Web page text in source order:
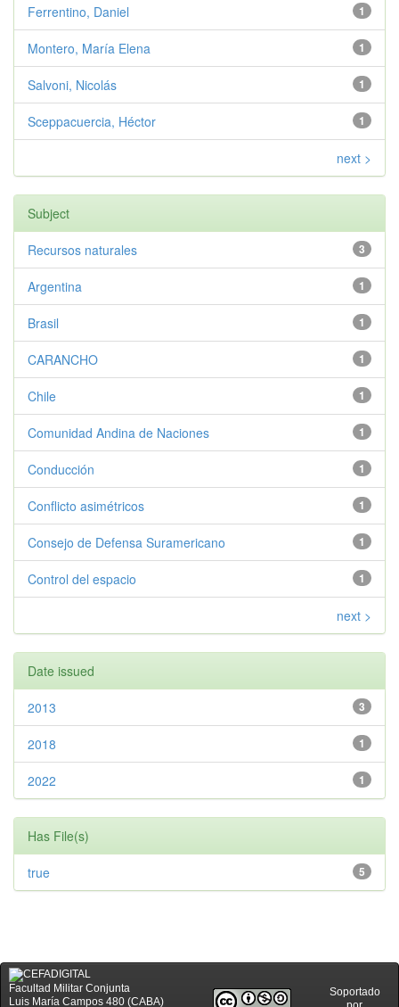
1
Ferrentino, Daniel
1
Montero, María Elena
1
Salvoni, Nicolás
1
Sceppacuercia, Héctor
next >
Subject
3
Recursos naturales
1
Argentina
1
Brasil
1
CARANCHO
1
Chile
1
Comunidad Andina de Naciones
1
Conducción
1
Conflicto asimétricos
1
Consejo de Defensa Suramericano
1
Control del espacio
next >
Date issued
3
2013
1
2018
1
2022
Has File(s)
5
true
Facultad Militar Conjunta
Luis María Campos 480 (CABA)
Soportado